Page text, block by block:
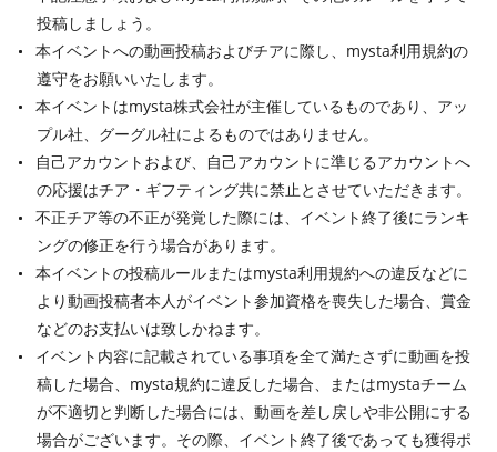
投稿しましょう。
本イベントへの動画投稿およびチアに際し、mysta利用規約の
遵守をお願いいたします。
本イベントはmysta株式会社が主催しているものであり、アッ
プル社、グーグル社によるものではありません。
自己アカウントおよび、自己アカウントに準じるアカウントへ
の応援はチア・ギフティング共に禁止とさせていただきます。
不正チア等の不正が発覚した際には、イベント終了後にランキ
ングの修正を行う場合があります。
本イベントの投稿ルールまたはmysta利用規約への違反などに
より動画投稿者本人がイベント参加資格を喪失した場合、賞金
などのお支払いは致しかねます。
イベント内容に記載されている事項を全て満たさずに動画を投
稿した場合、mysta規約に違反した場合、またはmystaチーム
が不適切と判断した場合には、動画を差し戻しや非公開にする
場合がございます。その際、イベント終了後であっても獲得ポ